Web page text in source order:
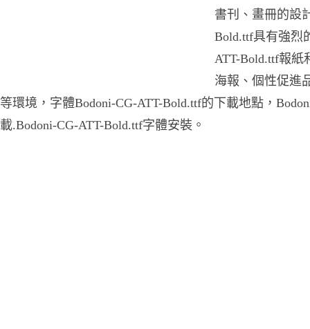
書刊、畫冊的設
Bold.ttf具有強烈
ATT-Bold.ttf報紙
海報、個性促進
等環境，字體Bodoni-CG-ATT-Bold.ttf的下載地點，
載.Bodoni-CG-ATT-Bold.ttf字體安裝。